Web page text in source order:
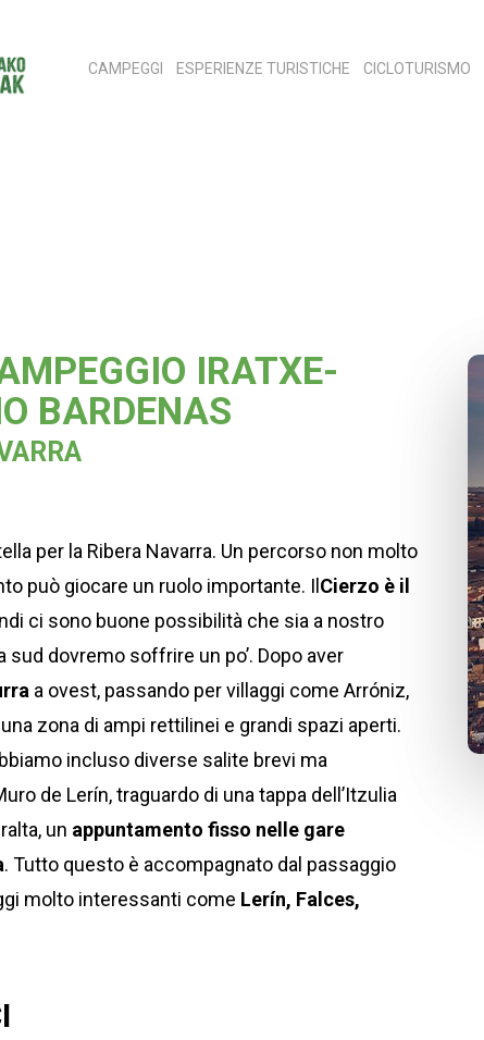
CAMPEGGI ESPERIENZE TURISTICHE CICLOTURISMO
IRATXE-
BARDENAS
per la Ribera Navarra. Un percorso non molto
può giocare un ruolo importante. Il Cierzo è il
ci sono buone possibilità che sia a nostro
sud dovremo soffrire un po’. Dopo aver
a ovest, passando per villaggi come Arróniz,
zona di ampi rettilinei e grandi spazi aperti.
incluso diverse salite brevi ma
de Lerín, traguardo di una tappa dell’Itzulia
un appuntamento fisso nelle gare
. Tutto questo è accompagnato dal passaggio
molto interessanti come Lerín, Falces,